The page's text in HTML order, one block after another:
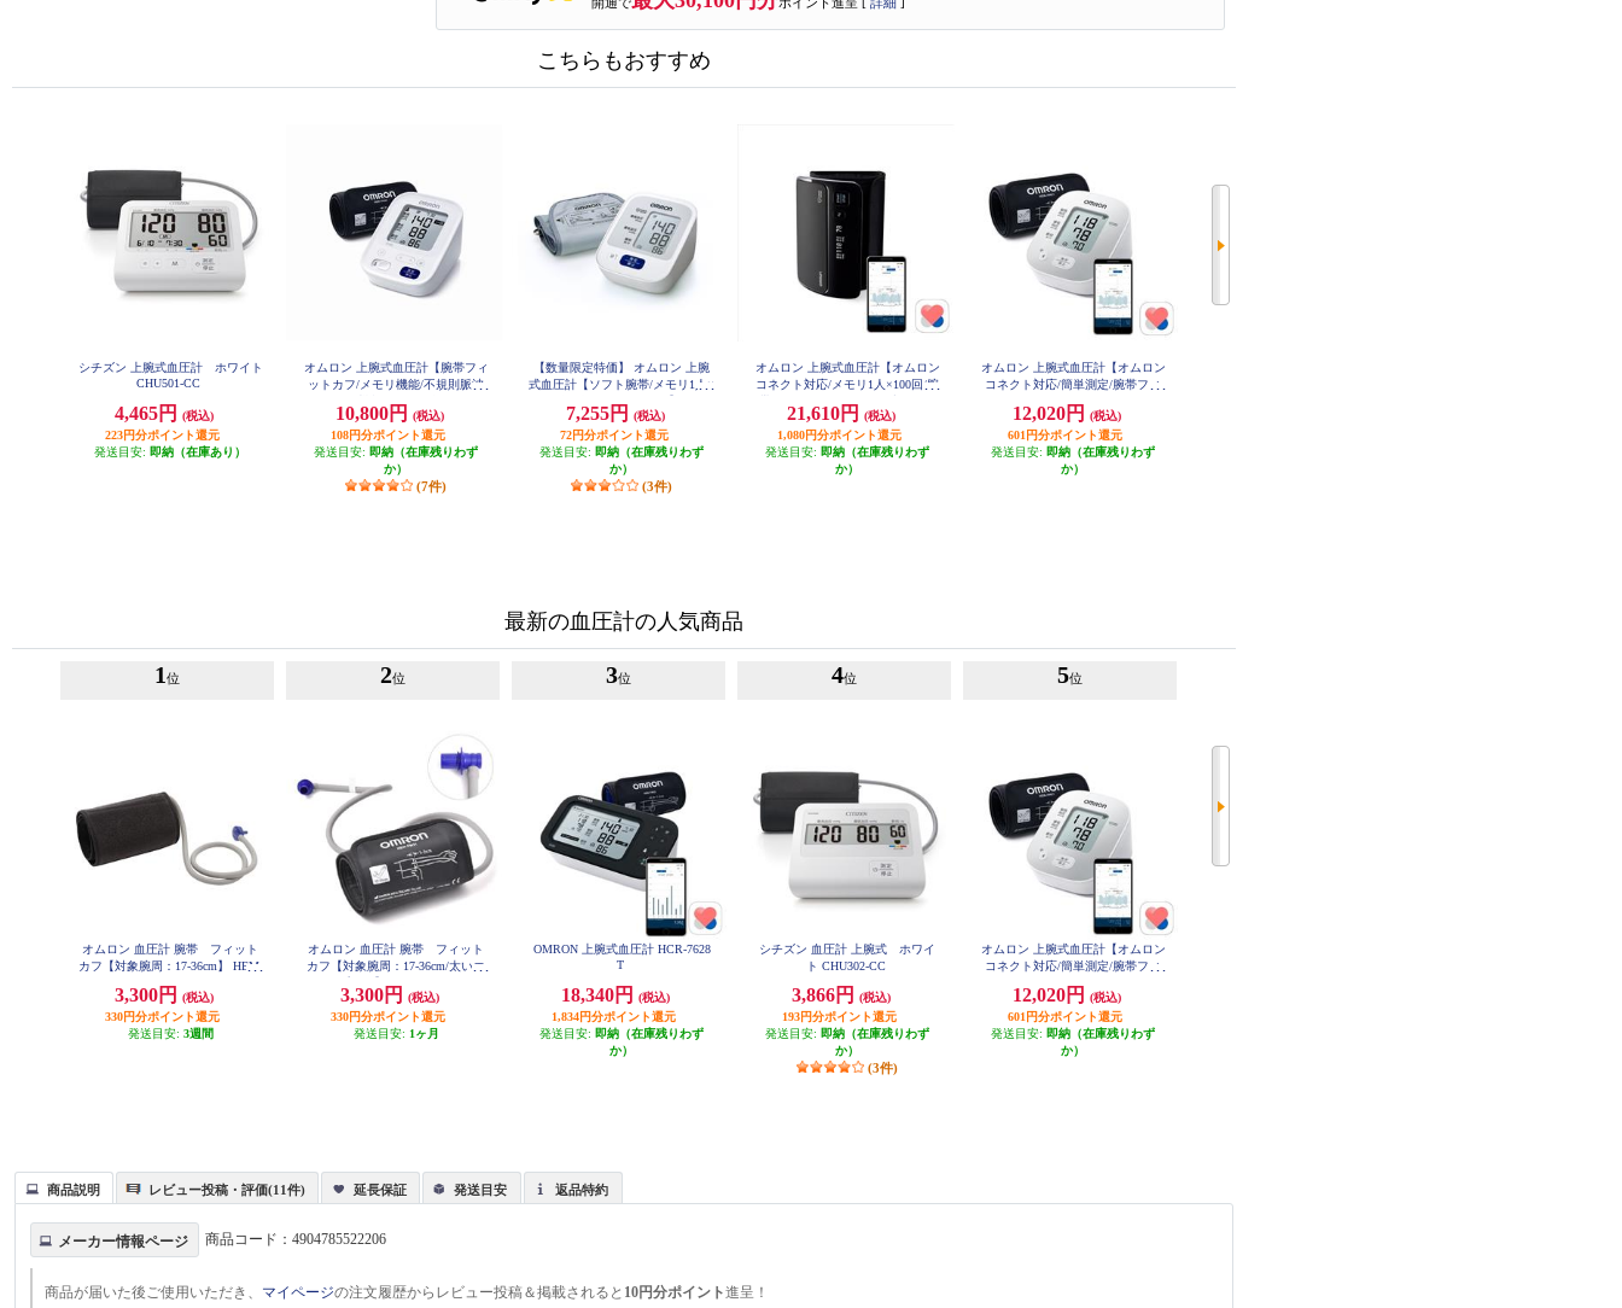
こちらもおすすめ
シチズン 上腕式血圧計 ホワイト
CHU501-CC
4,465円
(税込)
223円分ポイント還元
発送目安: 即納（在庫あり）
オムロン 上腕式血圧計【腕帯フィ
ットカフ/メモリ機能/不規則脈波
ル】 HCR-7202
10,800円
(税込)
108円分ポイント還元
発送目安: 即納（在庫残りわず
か）
(7件)
【数量限定特価】 オムロン 上腕
式血圧計【ソフト腕帯/メモリ1人×
7127
7,255円
(税込)
72円分ポイント還元
発送目安: 即納（在庫残りわず
か）
(3件)
オムロン 上腕式血圧計【オムロン
コネクト対応/メモリ1人×100回/腕
ラック】 HCR-7608T2
21,610円
(税込)
1,080円分ポイント還元
発送目安: 即納（在庫残りわず
か）
オムロン 上腕式血圧計【オムロン
コネクト対応/簡単測定/腕帯フィ
ク】 HCR-7308T2
12,020円
(税込)
601円分ポイント還元
発送目安: 即納（在庫残りわず
か）
最新の血圧計の人気商品
1 位
オムロン 血圧計 腕帯 フィット
カフ【対象腕周：17-36cm】 HEM-
3,300円
(税込)
330円分ポイント還元
発送目安: 3週間
2位
オムロン 血圧計 腕帯 フィット
カフ【対象腕周：17-36cm/太いエ
3,300円
(税込)
330円分ポイント還元
発送目安: 1ヶ月
3位
OMRON 上腕式血圧計 HCR-7628
T
18,340円
(税込)
1,834円分ポイント還元
発送目安: 即納（在庫残りわず
か）
4位
シチズン 血圧計 上腕式 ホワイ
ト CHU302-CC
3,866円
(税込)
193円分ポイント還元
発送目安: 即納（在庫残りわず
か）
(3件)
5位
オムロン 上腕式血圧計【オムロン
コネクト対応/簡単測定/腕帯フィ
ク】 HCR-7308T2
12,020円
(税込)
601円分ポイント還元
発送目安: 即納（在庫残りわず
か）
商品説明 レビュー投稿・評価(11件) 延長保証 発送目安 返品特約
メーカー情報ページ 商品コード：4904785522206
商品が届いた後ご使用いただき、 マイページの注文履歴からレビュー投稿＆掲載されると 10円分ポイント進呈！